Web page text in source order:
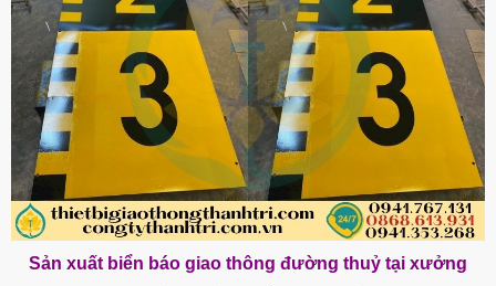
Sản xuất biển báo giao thông đường thuỷ tại xưởng